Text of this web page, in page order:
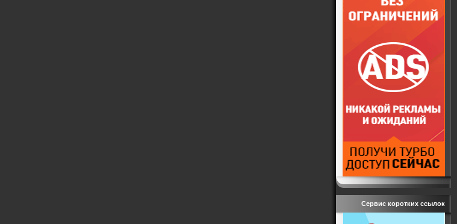
Сервис коротких ссылок